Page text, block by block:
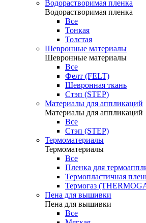
Водорастворимая пленка
Водорастворимая пленка
Все
Тонкая
Толстая
Шевронные материалы
Шевронные материалы
Все
Фелт (FELT)
Шевронная ткань
Стэп (STEP)
Материалы для аппликаций
Материалы для аппликаций
Все
Стэп (STEP)
Термоматериалы
Термоматериалы
Все
Пленка для
Термопластичная
Термогаз
Пена для вышивки
Пена для вышивки
Все